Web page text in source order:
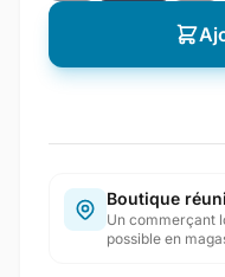
Boutique
Un commerçant
possible en